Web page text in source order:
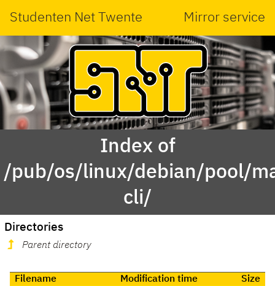
Studenten Net Twente Mirror service
Index of
/pub/os/linux/debian/pool/
cli/
Directories
Parent directory
Filename Modification time
Size